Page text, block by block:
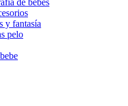
de bebes
y fantasía
pelo